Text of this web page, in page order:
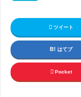
ツイート
はてブ
Pocket